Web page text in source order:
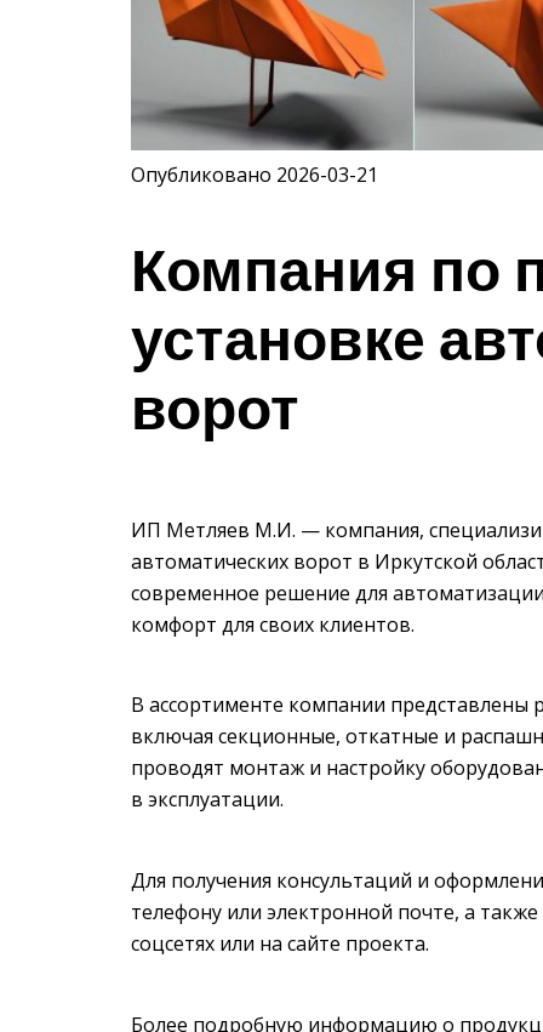
Опубликовано 2026-03-21
Компания по
установке
ворот
ИП Метляев М.И. — компания,
автоматических ворот в Иркутской
современное решение для
комфорт для своих клиентов.
В ассортименте компании представлены
включая секционные, откатные и
проводят монтаж и настройку
в эксплуатации.
Для получения консультаций и
телефону или электронной почте, а
соцсетях или на сайте проекта.
Более подробную информацию о